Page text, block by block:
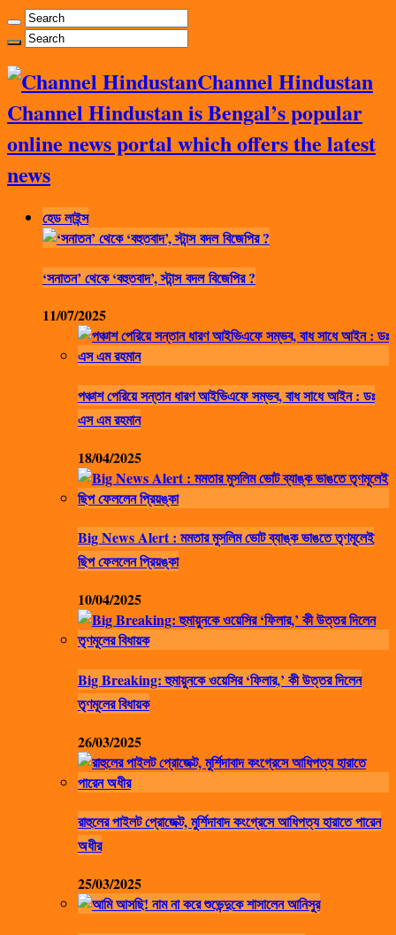
Channel Hindustan
Channel Hindustan is Bengal’s popular
online news portal which offers the latest
news
হেড লাইন্স
‘সনাতন’ থেকে ‘বহুতবাদ’, স্টান্স বদল বিজেপির ?
11/07/2025
পঞ্চাশ পেরিয়ে সন্তান ধারণ আইভিএফে সম্ভব, বাধ সাধে আইন : ডঃ
এস এম রহমান
18/04/2025
Big News Alert : মমতার মুসলিম ভোট ব্যাঙ্ক ভাঙতে তৃণমূলেই
ছিপ ফেললেন প্রিয়ঙ্কা
10/04/2025
Big Breaking: হুমায়ুনকে ওয়েসির ‘ফিলার,’ কী উত্তর দিলেন
তৃণমূলের বিধায়ক
26/03/2025
রাহুলের পাইলট প্রোজেক্ট, মুর্শিদাবাদ কংগ্রেসে আধিপত্য হারাতে পারেন
অধীর
25/03/2025